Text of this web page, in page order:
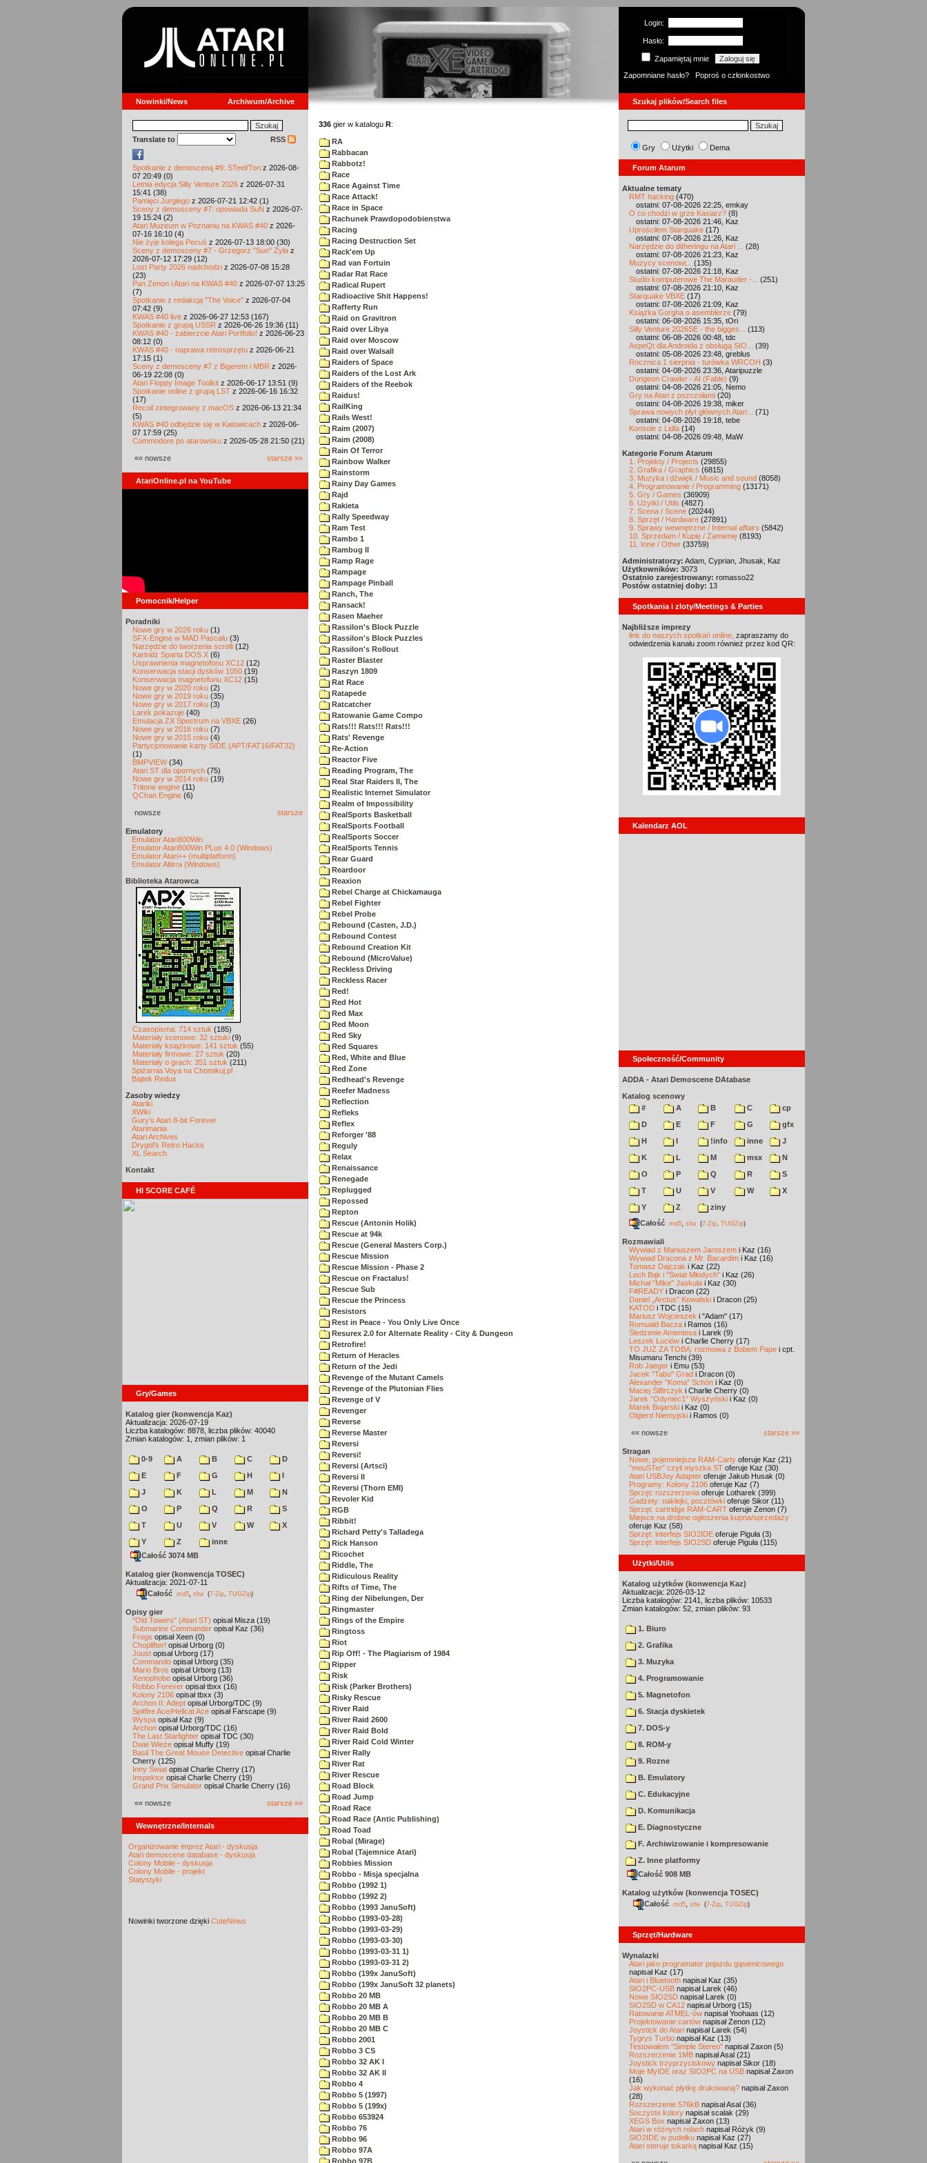
Login:
Hasło:
Zapamiętaj mnie
Zapomniane hasło?
Poproś o członkostwo
Nowinki/News Archiwum/Archive Szukaj plików/Search files
Translate to RSS
Spotkanie z demosceną #9: STeel/Tori z 2026-08-
07 20:49 (0)
Letnia edycja Silly Venture 2026 z 2026-07-31
15:41 (38)
Pamięci Jurgiego z 2026-07-21 12:42 (1)
Sceny z demosceny #7: opowiada SuN z 2026-07-
19 15:24 (2)
Atari Muzeum w Poznaniu na KWAS #40 z 2026-
07-16 16:10 (4)
Nie żyje kolega Pecuś z 2026-07-13 18:00 (30)
Sceny z demosceny #7 - Grzegorz "Sun" Żyła z
2026-07-12 17:29 (12)
Lost Party 2026 nadchodzi z 2026-07-08 15:28
(23)
Pan Zenon i Atari na KWAS #40 z 2026-07-07 13:25
(7)
Spotkanie z redakcją "The Voice" z 2026-07-04
07:42 (9)
KWAS #40 live z 2026-06-27 12:53 (167)
Spotkanie z grupą USSR z 2026-06-26 19:36 (11)
KWAS #40 - zabierzcie Atari Portfolio! z 2026-06-23
08:12 (0)
KWAS #40 - naprawa retrosprzętu z 2026-06-21
17:15 (1)
Sceny z demosceny #7 z Bigerem i MBR z 2026-
06-19 22:08 (0)
Atari Floppy Image Toolkit z 2026-06-17 13:51 (9)
Spotkanie online z grupą LST z 2026-06-16 16:32
(17)
Recoil zintegrowany z macOS z 2026-06-13 21:34
(5)
KWAS #40 odbędzie się w Katowicach z 2026-06-
07 17:59 (25)
Commodore po atarowsku z 2026-05-28 21:50 (21)
«« nowsze starsze »»
AtariOnline.pl na YouTube
Pomocnik/Helper
Poradniki
Nowe gry w 2026 roku (1)
SFX-Engine w MAD Pascalu (3)
Narzędzie do tworzenia scrolli (12)
Kartridż Sparta DOS X (6)
Usprawnienia magnetofonu XC12 (12)
Konserwacja stacji dysków 1050 (19)
Konserwacja magnetofonu XC12 (15)
Nowe gry w 2020 roku (2)
Nowe gry w 2019 roku (35)
Nowe gry w 2017 roku (3)
Larek pokazuje (40)
Emulacja ZX Spectrum na VBXE (26)
Nowe gry w 2016 roku (7)
Nowe gry w 2015 roku (4)
Partycjonowanie karty SIDE (APT/FAT16/FAT32)
(1)
BMPVIEW(34)
Atari ST dla opornych (75)
Nowe gry w 2014 roku (19)
Tritone engine (11)
QChan Engine (6)
nowsze starsze
Emulatory
Emulator Atari800Win
Emulator Atari800Win PLus 4.0 (Windows)
Emulator Atari++ (multiplatform)
Emulator Altirra (Windows)
Biblioteka Atarowca
Czasopisma: 714 sztuk (185)
Materiały scenowe: 32 sztuki (9)
Materiały książkowe: 141 sztuk (55)
Materiały firmowe: 27 sztuk (20)
Materiały o grach: 351 sztuk (211)
Spiżarnia Voya na Chomikuj.pl
Bajtek Redux
Zasoby wiedzy
Atariki
XWiki
Gury's Atari 8-bit Forever
Atarimania
Atari Archives
Drygol's Retro Hacks
XL Search
Kontakt
HI SCORE CAFÉ
Gry/Games
Katalog gier (konwencja Kaz)
Aktualizacja: 2026-07-19
Liczba katalogów: 8878, liczba plików: 40040
Zmian katalogów: 1, zmian plików: 1
0-9 A B C
D
E
F G H
I
J
K L M
N
O
P Q R
S
T
U V W
X
Y
Z
inne
Całość 3074 MB
Katalog gier (konwencja TOSEC)
Aktualizacja: 2021-07-11
Całość md5 sha (7-Zip TUGZip)
Opisy gier
"Old Towers" (Atari ST) opisał Misza (19)
Submarine Commander opisał Kaz (36)
Frogs opisał Xeen (0)
Choplifter! opisał Urborg (0)
Joust opisał Urborg (17)
Commando opisał Urborg (35)
Mario Bros opisał Urborg (13)
Xenophobe opisał Urborg (36)
Robbo Forever opisał tbxx (16)
Kolony 2106 opisał tbxx (3)
Archon II: Adept opisał Urborg/TDC (9)
Spitfire Ace/Hellcat Ace opisał Farscape (9)
Wyspa opisał Kaz (9)
Archon opisał Urborg/TDC (16)
The Last Starfighter opisał TDC (30)
Dwie Wieże opisał Muffy (19)
Basil The Great Mouse Detective opisał Charlie
Cherry (125)
Inny Świat opisał Charlie Cherry (17)
Inspektor opisał Charlie Cherry (19)
Grand Prix Simulator opisał Charlie Cherry (16)
«« nowsze starsze »»
Wewnętrzne/Internals
Organizowanie imprez Atari - dyskusja
Atari demoscene database - dyskusja
Colony Mobile - dyskusja
Colony Mobile - projekt
Statystyki
Nowinki tworzone dzięki CuteNews
336 gier w katalogu R:
RA
Rabbacan
Rabbotz!
Race
Race Against Time
Race Attack!
Race in Space
Rachunek Prawdopodobienstwa
Racing
Racing Destruction Set
Rack'em Up
Rad van Fortuin
Radar Rat Race
Radical Rupert
Radioactive Shit Happens!
Rafferty Run
Raid on Gravitron
Raid over Libya
Raid over Moscow
Raid over Walsall
Raiders of Space
Raiders of the Lost Ark
Raiders of the Reebok
Raidus!
RailKing
Rails West!
Raim (2007)
Raim (2008)
Rain Of Terror
Rainbow Walker
Rainstorm
Rainy Day Games
Rajd
Rakieta
Rally Speedway
Ram Test
Rambo 1
Rambug II
Ramp Rage
Rampage
Rampage Pinball
Ranch, The
Ransack!
Rasen Maeher
Rassilon's Block Puzzle
Rassilon's Block Puzzles
Rassilon's Rollout
Raster Blaster
Raszyn 1809
Rat Race
Ratapede
Ratcatcher
Ratowanie Game Compo
Rats!!! Rats!!! Rats!!!
Rats' Revenge
Re-Action
Reactor Five
Reading Program, The
Real Star Raiders II, The
Realistic Internet Simulator
Realm of Impossibility
RealSports Basketball
RealSports Football
RealSports Soccer
RealSports Tennis
Rear Guard
Reardoor
Reaxion
Rebel Charge at Chickamauga
Rebel Fighter
Rebel Probe
Rebound (Casten, J.D.)
Rebound Contest
Rebound Creation Kit
Rebound (MicroValue)
Reckless Driving
Reckless Racer
Red!
Red Hot
Red Max
Red Moon
Red Sky
Red Squares
Red, White and Blue
Red Zone
Redhead's Revenge
Reefer Madness
Reflection
Refleks
Reflex
Reforger '88
Reguly
Relax
Renaissance
Renegade
Replugged
Repossed
Repton
Rescue (Antonin Holik)
Rescue at 94k
Rescue (General Masters Corp.)
Rescue Mission
Rescue Mission - Phase 2
Rescue on Fractalus!
Rescue Sub
Rescue the Princess
Resistors
Rest in Peace - You Only Live Once
Resurex 2.0 for Alternate Reality - City & Dungeon
Retrofire!
Return of Heracles
Return of the Jedi
Revenge of the Mutant Camels
Revenge of the Plutonian Flies
Revenge of V
Revenger
Reverse
Reverse Master
Reversi
Reversi!
Reversi (Artsci)
Reversi II
Reversi (Thorn EMI)
Revoler Kid
RGB
Ribbit!
Richard Petty's Talladega
Rick Hanson
Ricochet
Riddle, The
Ridiculous Reality
Rifts of Time, The
Ring der Nibelungen, Der
Ringmaster
Rings of the Empire
Ringtoss
Riot
Rip Off! - The Plagiarism of 1984
Ripper
Risk
Risk (Parker Brothers)
Risky Rescue
River Raid
River Raid 2600
River Raid Bold
River Raid Cold Winter
River Rally
River Rat
River Rescue
Road Block
Road Jump
Road Race
Road Race (Antic Publishing)
Road Toad
Robal (Mirage)
Robal (Tajemnice Atari)
Robbies Mission
Robbo - Misja specjalna
Robbo (1992 1)
Robbo (1992 2)
Robbo (1993 JanuSoft)
Robbo (1993-03-28)
Robbo (1993-03-29)
Robbo (1993-03-30)
Robbo (1993-03-31 1)
Robbo (1993-03-31 2)
Robbo (199x JanuSoft)
Robbo (199x JanuSoft 32 planets)
Robbo 20 MB
Robbo 20 MB A
Robbo 20 MB B
Robbo 20 MB C
Robbo 2001
Robbo 3 CS
Robbo 32 AK I
Robbo 32 AK II
Robbo 4
Robbo 5 (1997)
Robbo 5 (199x)
Robbo 653924
Robbo 76
Robbo 96
Robbo 97A
Robbo 97B
Gry Użytki Dema
Forum Atarum
Aktualne tematy
RMT hacking (470)
ostatni: 07-08-2026 22:25, emkay
O co chodzi w grze Kasiarz? (8)
ostatni: 07-08-2026 21:46, Kaz
Uprościłem Starquake (17)
ostatni: 07-08-2026 21:26, Kaz
Narzędzie do ditheringu na Atari ...
(28)
ostatni: 07-08-2026 21:23, Kaz
Muzycy scenowi...
(135)
ostatni: 07-08-2026 21:18, Kaz
Studio komputerowe The Marauder -...
(251)
ostatni: 07-08-2026 21:10, Kaz
Starquake VBXE (17)
ostatni: 07-08-2026 21:09, Kaz
Książka Gorgha o asemblerze (79)
ostatni: 06-08-2026 15:35, tOri
Silly Venture 2026SE - the bigges...
(113)
ostatni: 06-08-2026 00:48, tdc
AspeQt dla Androida z obsługą SIO...
(39)
ostatni: 05-08-2026 23:48, greblus
Rocznica 1 sierpnia - turówka WRCOH (3)
ostatni: 04-08-2026 23:36, Ataripuzzle
Dungeon Crawler - AI (Fable) (9)
ostatni: 04-08-2026 21:05, Nemo
Gry na Atari z pszczołami (20)
ostatni: 04-08-2026 19:38, miker
Sprawa nowych płyt głównych Atari...
(71)
ostatni: 04-08-2026 19:18, tebe
Konsole z Lidla (14)
ostatni: 04-08-2026 09:48, MaW
Kategorie Forum Atarum
1. Projekty / Projects (29855)
2. Grafika / Graphics (6815)
3. Muzyka i dźwięk / Music and sound (8058)
4. Programowanie / Programming (13171)
5. Gry / Games (36909)
6. Użytki / Utils (4827)
7. Scena / Scene (20244)
8. Sprzęt / Hardware (27891)
9. Sprawy wewnętrzne / Internal affairs (5842)
10. Sprzedam / Kupię / Zamienię (8193)
11. Inne / Other (33759)
Administratorzy: Adam, Cyprian, Jhusak, Kaz
Użytkowników: 3073
Ostatnio zarejestrowany: romasso22
Postów ostatniej doby: 13
Spotkania i zloty/Meetings & Parties
Najbliższe imprezy
link do naszych spotkań online, zapraszamy do
odwiedzenia kanału zoom również przez kod QR:
Kalendarz AOL
Społeczność/Community
ADDA - Atari Demoscene DAtabase
Katalog scenowy
#
A B C
cp
D
E F G
gfx
H
I !info inne
J
K
L M msx
N
O
P Q R
S
T
U V W
X
Y
Z
ziny
Całość md5 sha (7-Zip TUGZip)
Rozmawiali
Wywiad z Mariuszem Jaroszem i Kaz (16)
Wywiad Dracona z Mr. Bacardim i Kaz (16)
Tomasz Dajczak i Kaz (22)
Lech Bąk i "Świat Młodych" i Kaz (26)
Michał "Mike" Jaskuła i Kaz (30)
F#READY i Dracon (22)
Daniel „Arctus” Kowalski i Dracon (25)
KATOD i TDC (15)
Mariusz Wojcieszek i "Adam" (17)
Romuald Bacza i Ramos (16)
Śledzenie Amentesa i Larek (9)
Leszek Łuciów i Charlie Cherry (17)
TO JUŻ ZA TOBĄ: rozmowa z Bobem Pape i cpt.
Misumaru Tenchi (39)
Rob Jaeger i Emu (53)
Jacek "Tabu" Grad i Dracon (0)
Alexander "Koma" Schön i Kaz (0)
Maciej Ślifirczyk i Charlie Cherry (0)
Jarek "Odyniec1" Wyszyński i Kaz (0)
Marek Bojarski i Kaz (0)
Olgierd Niemyjski i Ramos (0)
«« nowsze starsze »»
Stragan
Nowe, pojemniejsze RAM-Carty oferuje Kaz (21)
"mouSTer" czyli myszka ST oferuje Kaz (30)
Atari USBJoy Adapter oferuje Jakub Husak (0)
Programy: Kolony 2106 oferuje Kaz (7)
Sprzęt: rozszerzenia oferuje Lotharek (399)
Gadżety: naklejki, pocztówki oferuje Sikor (11)
Sprzęt: cartridge RAM-CART oferuje Zenon (7)
Miejsce na drobne ogłoszenia kupna/sprzedaży
oferuje Kaz (58)
Sprzęt: interfejs SIO2IDE oferuje Piguła (3)
Sprzęt: interfejs SIO2SD oferuje Piguła (115)
Użytki/Utils
Katalog użytków (konwencja Kaz)
Aktualizacja: 2026-03-12
Liczba katalogów: 2141, liczba plików: 10533
Zmian katalogów: 52, zmian plików: 93
1. Biuro
2. Grafika
3. Muzyka
4. Programowanie
5. Magnetofon
6. Stacja dyskietek
7. DOS-y
8. ROM-y
9. Rozne
B. Emulatory
C. Edukacyjne
D. Komunikacja
E. Diagnostyczne
F. Archiwizowanie i kompresowanie
Z. Inne platformy
Całość 908 MB
Katalog użytków (konwencja TOSEC)
Całość md5 sha (7-Zip TUGZip)
Sprzęt/Hardware
Wynalazki
Atari jako programator pojazdu gąsienicowego
napisał Kaz (17)
Atari i Bluetooth napisał Kaz (35)
SIO2PC-USB napisał Larek (46)
Nowe SIO2SD napisał Larek (0)
SIO2SD w CA12 napisał Urborg (15)
Ratowanie ATMEL-ów napisał Yoohaas (12)
Projektowanie cartów napisał Zenon (12)
Joystick do Atari napisał Larek (54)
Tygrys Turbo napisał Kaz (13)
Testowałem "Simple Stereo" napisał Zaxon (5)
Rozszerzenie 1MB napisał Asal (21)
Joystick trzyprzyciskowy napisał Sikor (18)
Moje MyIDE oraz SIO2PC na USB napisał Zaxon
(16)
Jak wykonać płytkę drukowaną? napisał Zaxon
(28)
Rozszerzenie 576kB napisał Asal (36)
Soczyste kolory napisał scalak (29)
XEGS Box napisał Zaxon (13)
Atari w różnych rolach napisał Różyk (9)
SIO2IDE w pudełku napisał Kaz (27)
Atari steruje tokarką napisał Kaz (15)